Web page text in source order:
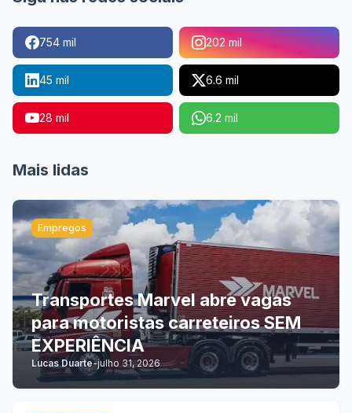
754 mil 202 mil
45 mil 6.6 mil
28 mil 6.2 mil
Mais lidas
Empregos
Transportes Marvel abre vagas
para motoristas carreteiros SEM
EXPERIÊNCIA
Lucas Duarte-julho 31, 2026